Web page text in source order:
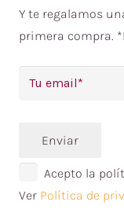
Y te regalamos
primera compra.
Enviar
Acepto la
Ver Política de